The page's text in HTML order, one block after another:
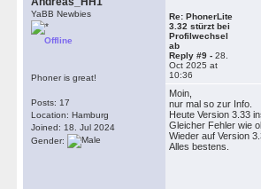
YaBB Newbies
Offline
Phoner is great!
Posts: 17
Location: Hamburg
Joined: 18. Jul 2024
Gender:
Re: PhonerLite
3.32 stürzt bei
Profilwechsel
ab
Reply #9 - 28.
Oct 2025 at
10:36
Moin,
nur mal so zur Info.
Heute Version 3.33
Gleicher Fehler wie
Wieder auf Version
Alles bestens.